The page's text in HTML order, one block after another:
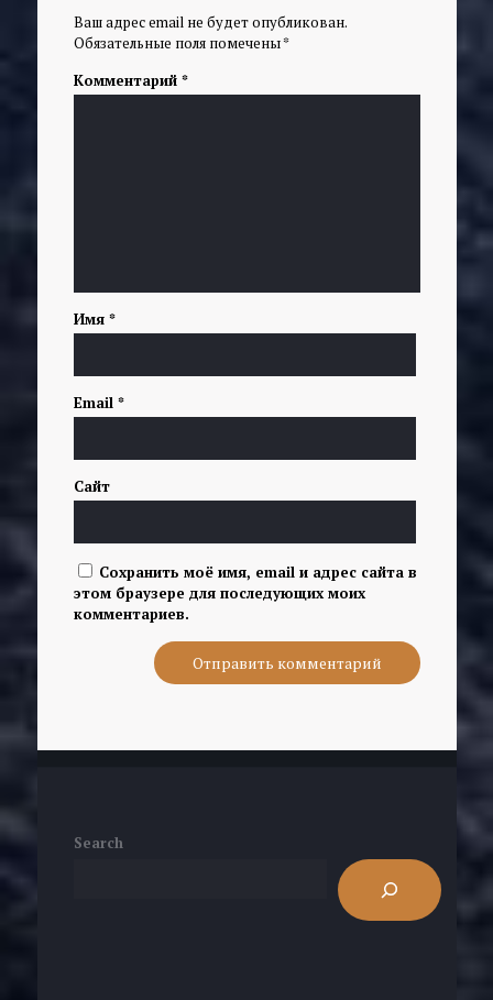
Ваш адрес email не будет опубликован.
Обязательные поля помечены*
Комментарий *
Имя *
Email *
Сайт
Сохранить моё имя, email и адрес сайта в
этом браузере для последующих моих
комментариев.
Search